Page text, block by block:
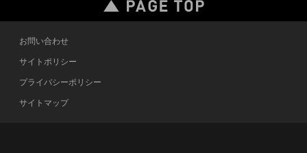
お問い合わせ
サイトポリシー
プライバシーポリシー
サイトマップ